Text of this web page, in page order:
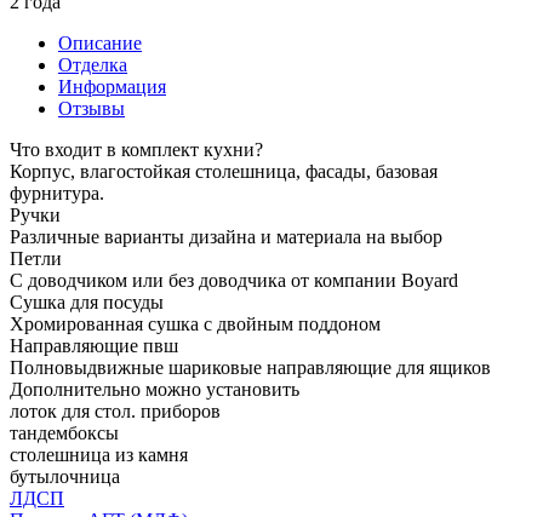
Описание
Отделка
Информация
Отзывы
Что входит в комплект кухни?
Корпус, влагостойкая столешница, фасады, базовая
фурнитура.
Ручки
Различные варианты дизайна и материала на выбор
Петли
С доводчиком или без доводчика от компании Boyard
Сушка для посуды
Хромированная сушка с двойным поддоном
Направляющие пвш
Полновыдвижные шариковые направляющие для ящиков
Дополнительно можно установить
лоток для стол. приборов
тандембоксы
столешница из камня
бутылочница
ЛДСП